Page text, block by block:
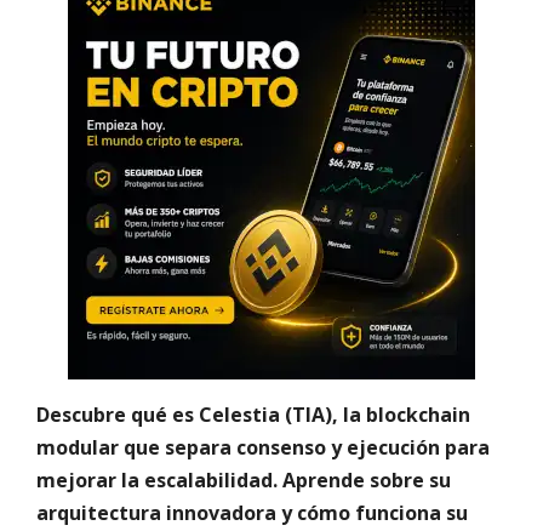
Descubre qué es Celestia (TIA), la blockchain
modular que separa consenso y ejecución para
mejorar la escalabilidad. Aprende sobre su
arquitectura innovadora y cómo funciona su